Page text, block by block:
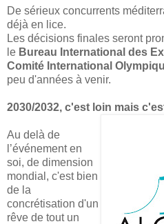
De sérieux concurrents
déjà en lice.
Les décisions finales seront
le Bureau International des
Comité International
peu d'années à venir.
2030/2032, c'est loin mais
Au delà de
l’événement en
soi, de dimension
mondial, c'est bien
de la
concrétisation d'un
rêve de tout un